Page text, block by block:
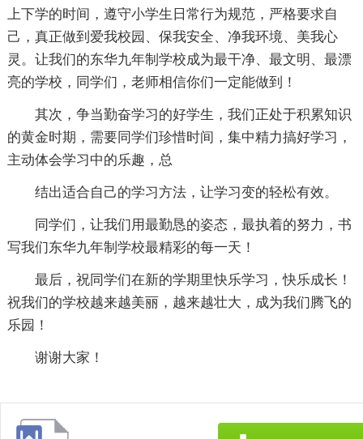
上下学的时间，遵守小学生日常行为规范，严格要求自
己，真正做到爱我校园、保我安全、净我环境、美我心
灵。让我们的东华九年制学校成为最干净、最文明、最漂
亮的学校，同学们，老师相信你们一定能做到！
其次，争当勤奋学习的好学生，我们正处于积累知识
的黄金时期，需要同学们珍惜时间，集中精力搞好学习，
主动体会学习中的乐趣，总
结出适合自己的学习方法，让学习变的轻松有效。
同学们，让我们用最勤恳的姿态，最执着的努力，书
写我们东华九年制学校最精彩的每一天！
最后，祝同学们在新的学期里快乐学习，快乐成长！
祝我们的学校越来越美丽，越来越壮大，成为我们腾飞的
乐园！
谢谢大家！